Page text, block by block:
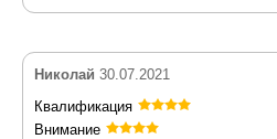
Николай 30.07.2021
Квалификация
Внимание